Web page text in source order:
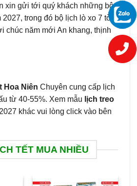
xin gửi tới quý khách những bộ
2027, trong đó bộ lịch lò xo 7 tờ
chúc năm mới An khang, thịnh
Hoa Niên Chuyên cung cấp lịch
từ 40-55%. Xem mẫu lịch treo
khác vui lòng click vào bên
TẾT MUA NHIỀU